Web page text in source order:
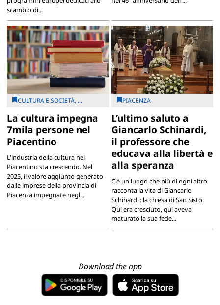
scambio di...
CULTURA E SOCIETÀ, ...
La cultura impegna
7mila persone nel
Piacentino
L'industria della cultura nel
Piacentino sta crescendo. Nel
2025, il valore aggiunto generato
dalle imprese della provincia di
Piacenza impegnate negl...
PIACENZA
L’ultimo saluto a
Giancarlo Schinardi,
il professore che
educava alla libertà e
alla speranza
C'è un luogo che più di ogni altro
racconta la vita di Giancarlo
Schinardi : la chiesa di San Sisto.
Qui era cresciuto, qui aveva
maturato la sua fede...
Download the app